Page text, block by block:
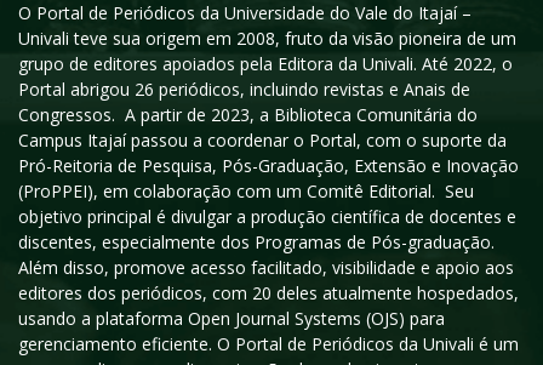
O Portal de Periódicos da Universidade do Vale do Itajaí –
Univali teve sua origem em 2008, fruto da visão pioneira de um
grupo de editores apoiados pela Editora da Univali. Até 2022, o
Portal abrigou 26 periódicos, incluindo revistas e Anais de
Congressos. A partir de 2023, a Biblioteca Comunitária do
Campus Itajaí passou a coordenar o Portal, com o suporte da
Pró-Reitoria de Pesquisa, Pós-Graduação, Extensão e Inovação
(ProPPEI), em colaboração com um Comitê Editorial. Seu
objetivo principal é divulgar a produção científica de docentes e
discentes, especialmente dos Programas de Pós-graduação.
Além disso, promove acesso facilitado, visibilidade e apoio aos
editores dos periódicos, com 20 deles atualmente hospedados,
usando a plataforma Open Journal Systems (OJS) para
gerenciamento eficiente. O Portal de Periódicos da Univali é um